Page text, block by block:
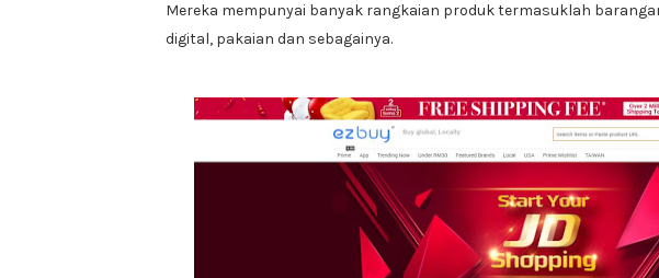
Mereka mempunyai banyak rangkaian produk termasuklah
digital, pakaian dan sebagainya.